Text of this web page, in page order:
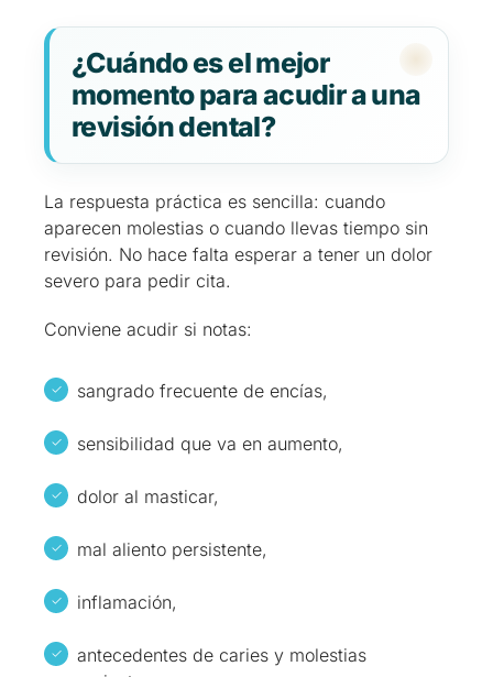
¿Cuándo es el mejor
momento para acudir a una
revisión dental?
La respuesta práctica es sencilla: cuando
aparecen molestias o cuando llevas tiempo sin
revisión. No hace falta esperar a tener un dolor
severo para pedir cita.
Conviene acudir si notas:
sangrado frecuente de encías,
sensibilidad que va en aumento,
dolor al masticar,
mal aliento persistente,
inflamación,
antecedentes de caries y molestias